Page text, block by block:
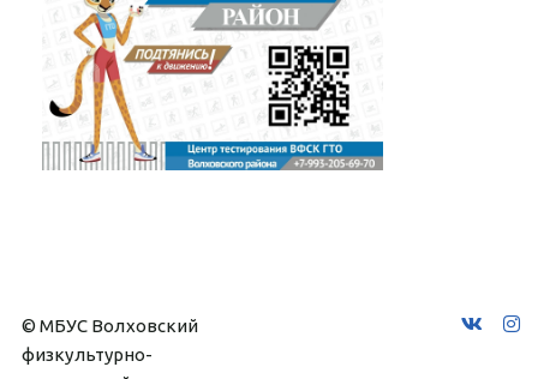
© МБУС Волховский
физкультурно-